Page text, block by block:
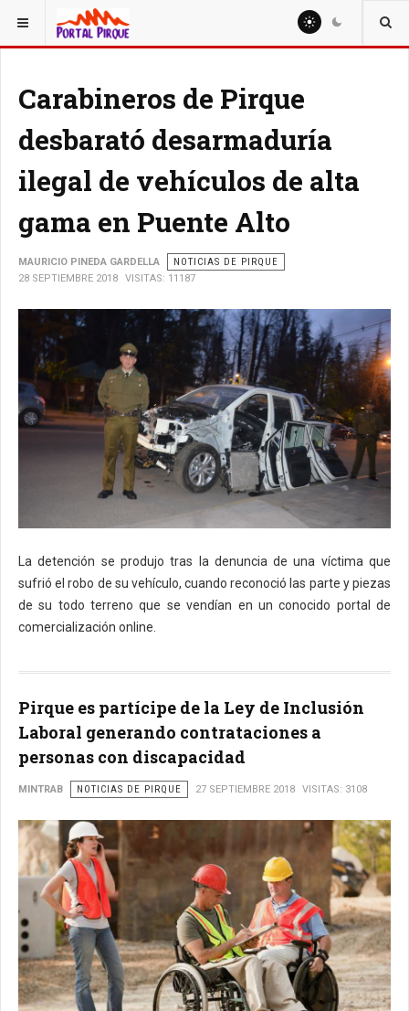
ESTÁ AQUÍ: NOTICIAS
Carabineros de Pirque
desbarató desarmaduría
ilegal de vehículos de alta
gama en Puente Alto
MAURICIO PINEDA GARDELLA
NOTICIAS DE PIRQUE
28 SEPTIEMBRE 2018
VISITAS: 11187
La detención se produjo tras la denuncia de una víctima que
sufrió el robo de su vehículo, cuando reconoció las parte y piezas
de su todo terreno que se vendían en un conocido portal de
comercialización online.
Pirque es partícipe de la Ley de Inclusión
Laboral generando contrataciones a
personas con discapacidad
MINTRAB NOTICIAS DE PIRQUE 27 SEPTIEMBRE 2018 VISITAS: 3108